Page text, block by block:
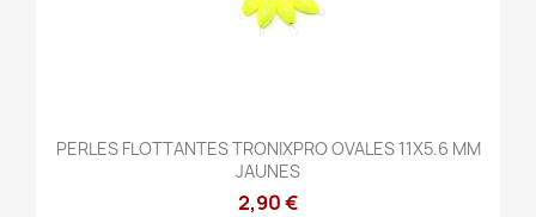
PERLES FLOTTANTES TRONIXPRO OVALES 11X5.6 MM
JAUNES
2,90 €